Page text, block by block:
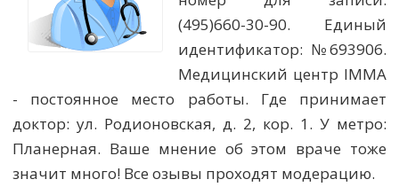
(495)660-30-90. Единый
идентификатор: №693906.
Медицинский центр IMMA
- постоянное место работы. Где принимает
доктор: ул. Родионовская, д. 2, кор. 1. У метро:
Планерная. Ваше мнение об этом враче тоже
значит много! Все озывы проходят модерацию.